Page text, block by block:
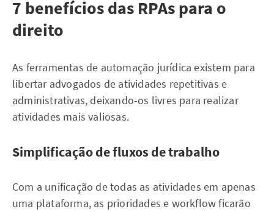
7 benefícios das RPAs para o
direito
As ferramentas de automação jurídica existem para
libertar advogados de atividades repetitivas e
administrativas, deixando-os livres para realizar
atividades mais valiosas.
Simplificação de fluxos de trabalho
Com a unificação de todas as atividades em apenas
uma plataforma, as prioridades e workflow ficarão